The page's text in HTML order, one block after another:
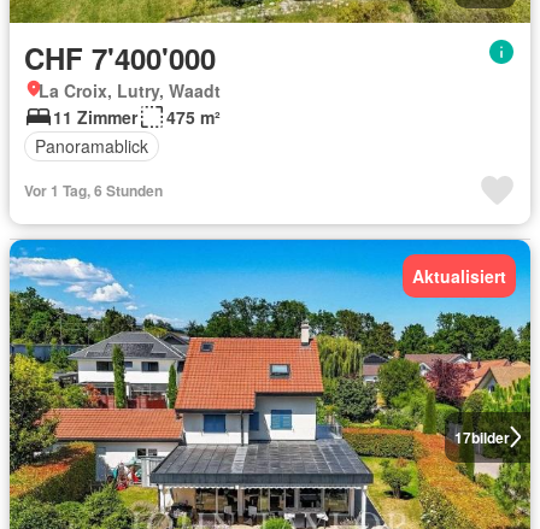
CHF 7'400'000
La Croix, Lutry, Waadt
11 Zimmer
475 m²
Panoramablick
Vor 1 Tag, 6 Stunden
17bilder
Aktualisiert